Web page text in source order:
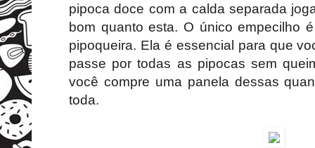
pipoca doce com a calda separada
bom quanto esta. O único empecilho
pipoqueira. Ela é essencial para que
passe por todas as pipocas sem
você compre uma panela dessas
toda.